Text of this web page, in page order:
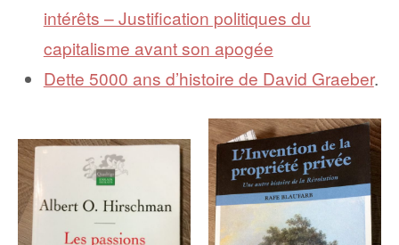
intérêts – Justification politiques du
capitalisme avant son apogée
Dette 5000 ans d’histoire de David Graeber.